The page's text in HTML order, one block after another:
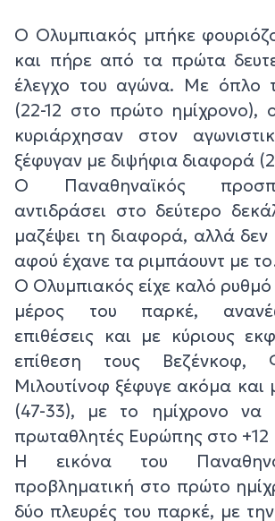
Ο Ολυμπιακός μπήκε
και πήρε από τα πρώτα
έλεγχο του αγώνα. Με όπλο
(22-12 στο πρώτο ημίχρονο),
κυριάρχησαν στον
ξέφυγαν με διψήφια διαφορά
Ο Παναθηναϊκός
αντιδράσει στο δεύτερο
μαζέψει τη διαφορά, αλλά
αφού έχανε τα ριμπάουντ με
Ο Ολυμπιακός είχε καλό
μέρος του παρκέ,
επιθέσεις και με κύριους
επίθεση τους Βεζένκοφ,
Μιλουτίνοφ ξέφυγε ακόμα και
(47-33), με το ημίχρονο να
πρωταθλητές Ευρώπης στο +12
Η εικόνα του
προβληματική στο πρώτο
δύο πλευρές του παρκέ, με